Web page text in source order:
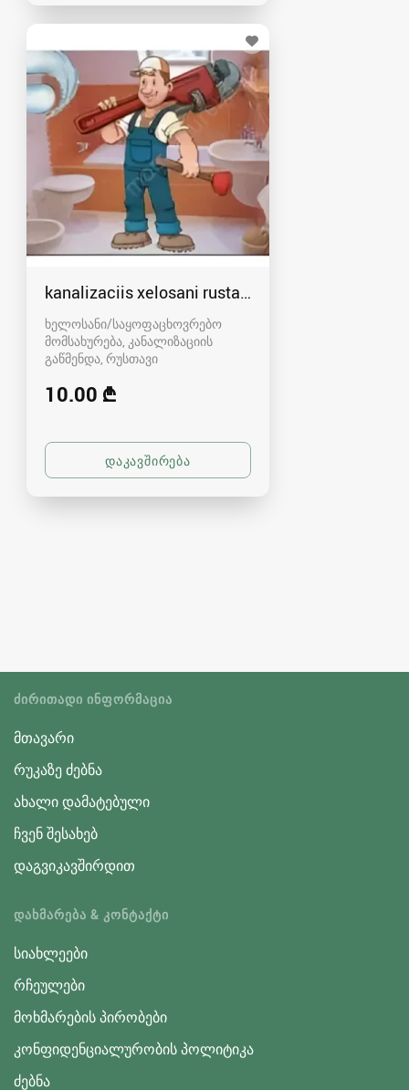
kanalizaciis xelosani rustavshi - 591 00 46 80
ხელოსანი/საყოფაცხოვრებო
მომსახურება, კანალიზაციის
გაწმენდა რუსთავი
10.00 ₾
ᲫᲘᲠᲘᲗᲐᲓᲘ ᲘᲜᲤᲝᲠᲛᲐᲪᲘᲐ
მთავარი
რუკაზე ძებნა
ახალი დამატებული
ჩვენ შესახებ
დაგვიკავშირდით
ᲓᲐᲮᲛᲐᲠᲔᲑᲐ & ᲙᲝᲜᲢᲐᲥᲢᲘ
სიახლეები
რჩეულები
მოხმარების პირობები
კონფიდენციალურობის პოლიტიკა
ძებნა